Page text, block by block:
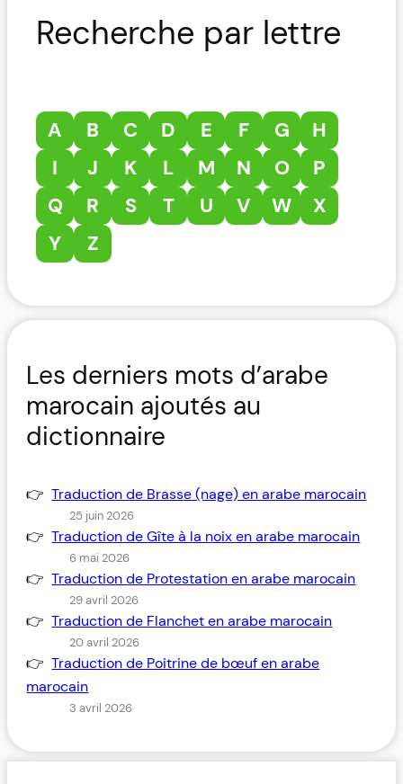
Recherche par lettre
A B C D E F G
H
I
J K L M N O
P
Q
R S T U V W
X
Y
Z
Les derniers mots d’arabe
marocain ajoutés au
dictionnaire
Traduction de Brasse (nage) en arabe marocain
25 juin 2026
Traduction de Gîte à la noix en arabe marocain
6 mai 2026
Traduction de Protestation en arabe marocain
29 avril 2026
Traduction de Flanchet en arabe marocain
20 avril 2026
Traduction de Poitrine de bœuf en arabe
marocain
3 avril 2026